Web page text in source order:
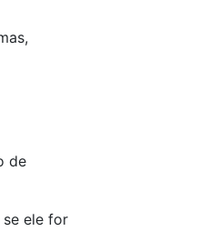
de
se ele for